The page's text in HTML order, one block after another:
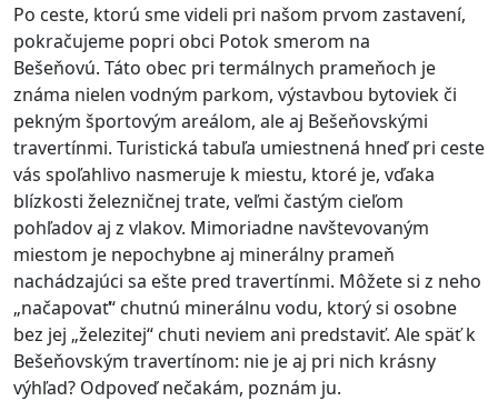
Po ceste, ktorú sme videli pri našom prvom zastavení,
pokračujeme popri obci Potok smerom na
Bešeňovú. Táto obec pri termálnych prameňoch je
známa nielen vodným parkom, výstavbou bytoviek či
pekným športovým areálom, ale aj Bešeňovskými
travertínmi. Turistická tabuľa umiestnená hneď pri ceste
vás spoľahlivo nasmeruje k miestu, ktoré je, vďaka
blízkosti železničnej trate, veľmi častým cieľom
pohľadov aj z vlakov. Mimoriadne navštevovaným
miestom je nepochybne aj minerálny prameň
nachádzajúci sa ešte pred travertínmi. Môžete si z neho
„načapovať“ chutnú minerálnu vodu, ktorý si osobne
bez jej „železitej“ chuti neviem ani predstaviť. Ale späť k
Bešeňovským travertínom: nie je aj pri nich krásny
výhľad? Odpoveď nečakám, poznám ju.